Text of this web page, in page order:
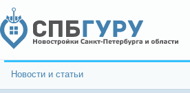
Новости и статьи